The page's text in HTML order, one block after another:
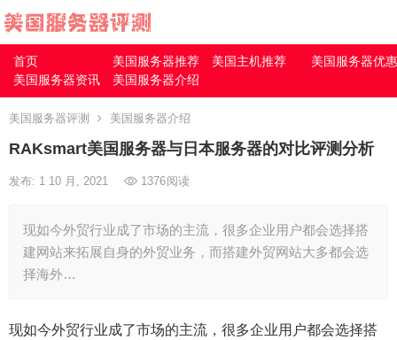
首页 美国服务器推荐 美国主机推荐
美国服务器优惠
美国服务器资讯
美国服务器介绍
美国服务器评测 美国服务器介绍
RAKsmart美国服务器与日本服务器的对比评测分析
发布: 1 10 月, 2021 1376阅读
现如今外贸行业成了市场的主流，很多企业用户都会选择搭
建网站来拓展自身的外贸业务，而搭建外贸网站大多都会选
择海外…
现如今外贸行业成了市场的主流，很多企业用户都会选择搭